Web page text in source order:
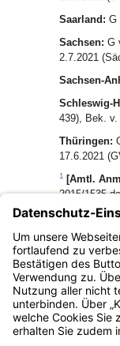
Saarland: G
Sachsen: G
2.7.2021
Sachsen-
Schleswig-
439), Bek.
Thüringen:
17.6.2021
1 [Amtl.
2015/1535
vom 9.
dem Gebiet
Vorschriften
(ABl. L 241
Bayern.de
BayernPortal